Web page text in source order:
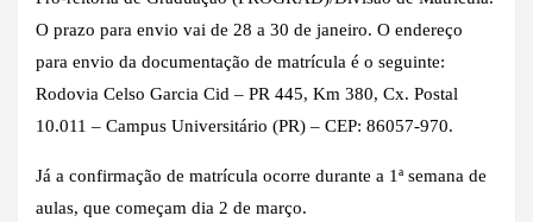
O prazo para envio vai de 28 a 30 de janeiro. O endereço
para envio da documentação de matrícula é o seguinte:
Rodovia Celso Garcia Cid – PR 445, Km 380, Cx. Postal
10.011 – Campus Universitário (PR) – CEP: 86057-970.
Já a confirmação de matrícula ocorre durante a 1ª semana de
aulas, que começam dia 2 de março.